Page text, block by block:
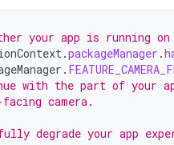
your app is running
.packageManager .
.
with the part of your
camera.
degrade your app